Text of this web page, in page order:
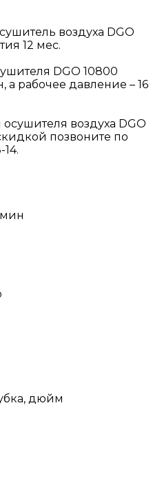
воздуха DGO
12 мес.
DGO 10800
а рабочее давление – 16
воздуха DGO
позвоните по
дюйм